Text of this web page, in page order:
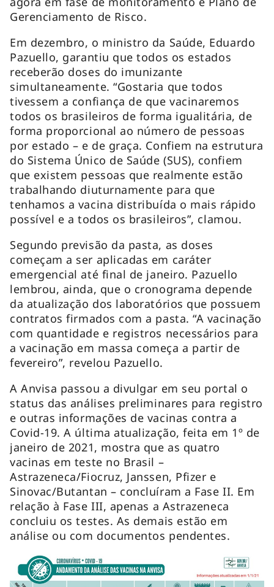
Gerenciamento de Risco.
Em dezembro, o ministro da Saúde, Eduardo
Pazuello, garantiu que todos os estados
receberão doses do imunizante
simultaneamente. “Gostaria que todos
tivessem a confiança de que vacinaremos
todos os brasileiros de forma igualitária, de
forma proporcional ao número de pessoas
por estado – e de graça. Confiem na estrutura
do Sistema Único de Saúde (SUS), confiem
que existem pessoas que realmente estão
trabalhando diuturnamente para que
tenhamos a vacina distribuída o mais rápido
possível e a todos os brasileiros”, clamou.
Segundo previsão da pasta, as doses
começam a ser aplicadas em caráter
emergencial até final de janeiro. Pazuello
lembrou, ainda, que o cronograma depende
da atualização dos laboratórios que possuem
contratos firmados com a pasta. “A vacinação
com quantidade e registros necessários para
a vacinação em massa começa a partir de
fevereiro”, revelou Pazuello.
A Anvisa passou a divulgar em seu portal o
status das análises preliminares para registro
e outras informações de vacinas contra a
Covid-19. A última atualização, feita em 1º de
janeiro de 2021, mostra que as quatro
vacinas em teste no Brasil –
Astrazeneca/Fiocruz, Janssen, Pfizer e
Sinovac/Butantan – concluíram a Fase II. Em
relação à Fase III, apenas a Astrazeneca
concluiu os testes. As demais estão em
análise ou com documentos pendentes.